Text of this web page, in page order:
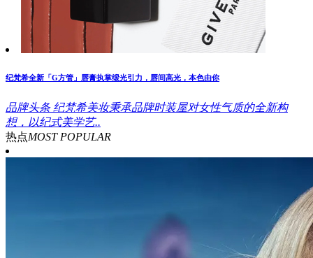
纪梵希全新「G方管」唇膏执掌缎光引力，唇间高光，本色由你
品牌头条 纪梵希美妆秉承品牌时装屋对女性气质的全新构
想，以纪式美学艺..
热点MOST POPULAR